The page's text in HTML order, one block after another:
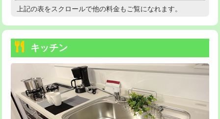
持込商品取付（温水洗浄便座） 22,000円
持込商品取付（普通便座⇔温水洗浄便
22,000円
給水管工事※（ホール加工)
給水管工事※（バンド止め) 3,300円
給水管工事※（支持金具設置) 5,500円
給水管工事※（保温材使用（バンド止
5,500円
高度高圧洗浄換 現地調査
トーラー機使用/3mまで
追加トーラー機使用/3m超え +3,300円
カメラ調査 33,000円
桝清掃 8,800円
上記の表をスクロールで他の料金もご覧になれます。
キッチン